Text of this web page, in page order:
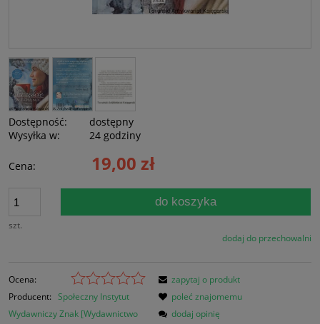
Dostępność:
dostępny
Wysyłka w:
24 godziny
Cena: 19,00 zł
szt.
do koszyka
dodaj do przechowalni
Ocena:
Producent: Społeczny Instytut
Wydawniczy Znak [Wydawnictwo
zapytaj o produkt
poleć znajomemu
dodaj opinię